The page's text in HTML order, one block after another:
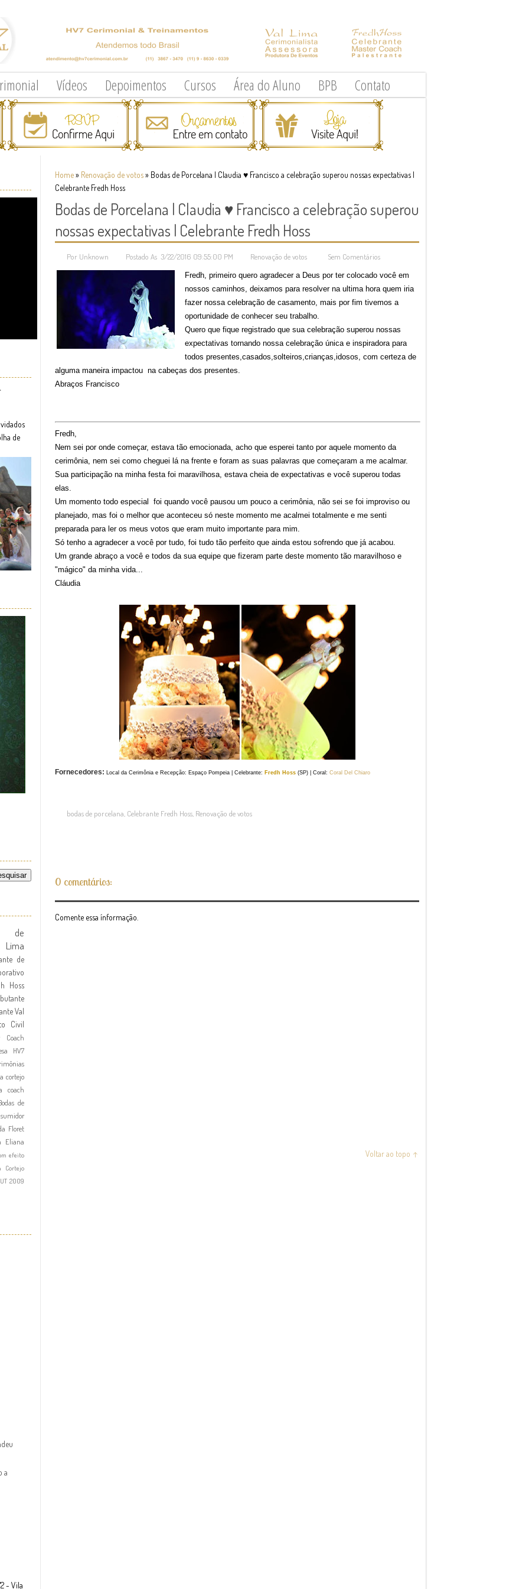
Vídeos Depoimentos Cursos Área do Aluno BPB Contato
Home» Renovação de votos» Bodas de Porcelana | Claudia ♥ Francisco a celebração superou nossas expectativas |
Celebrante Fredh Hoss
Bodas de Porcelana | Claudia ♥ Francisco a celebração superou
nossas expectativas | Celebrante Fredh Hoss
Por Unknown Postado As 3/22/2016 09:55:00 PM Renovação de votos Sem Comentários
Fredh, primeiro quero agradecer a Deus por ter colocado você em
nossos caminhos, deixamos para resolver na ultima hora quem iria
fazer nossa celebração de casamento, mais por fim tivemos a
oportunidade de conhecer seu trabalho.
Quero que fique registrado que sua celebração superou nossas
expectativas tornando nossa celebração única e inspiradora para
todos presentes,casados,solteiros,crianças,idosos, com certeza de
alguma maneira impactou na cabeças dos presentes.
Abraços Francisco
Fredh,
Nem sei por onde começar, estava tão emocionada, acho que esperei tanto por aquele momento da
cerimônia, nem sei como cheguei lá na frente e foram as suas palavras que começaram a me acalmar.
Sua participação na minha festa foi maravilhosa, estava cheia de expectativas e você superou todas
elas.
Um momento todo especial foi quando você pausou um pouco a cerimônia, não sei se foi improviso ou
planejado, mas foi o melhor que aconteceu só neste momento me acalmei totalmente e me senti
preparada para ler os meus votos que eram muito importante para mim.
Só tenho a agradecer a você por tudo, foi tudo tão perfeito que ainda estou sofrendo que já acabou.
Um grande abraço a você e todos da sua equipe que fizeram parte deste momento tão maravilhoso e
"mágico" da minha vida...
Cláudia
Fornecedores: Local da Cerimônia e Recepção: Espaço Pompeia Celebrante: Fredh Hoss (SP) | Coral: Coral Del Chiaro
bodas de porcelana Celebrante Fredh Hoss Renovação de votos
0 comentários:
Comente essa ínformação.
Voltar ao topo ↑
de
de
Lima
de
Hoss
Val
Civil
Coach
HV7
cortejo
coach
de
Floret
Eliana
efeito
Cortejo
2009
a
- Vila